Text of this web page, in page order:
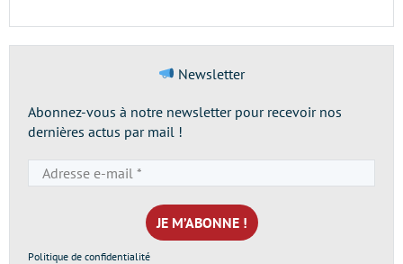
Newsletter
Abonnez-vous à notre newsletter pour recevoir nos
dernières actus par mail !
e-
mail
*
Politique de confidentialité